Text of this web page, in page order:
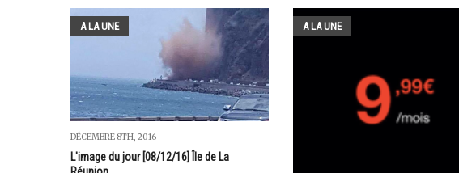
A LA UNE
DÉCEMBRE 8TH, 2016
L'image du jour [08/12/16] Île de La
A LA UNE